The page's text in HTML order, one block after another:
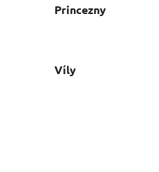
Princezny
Víly